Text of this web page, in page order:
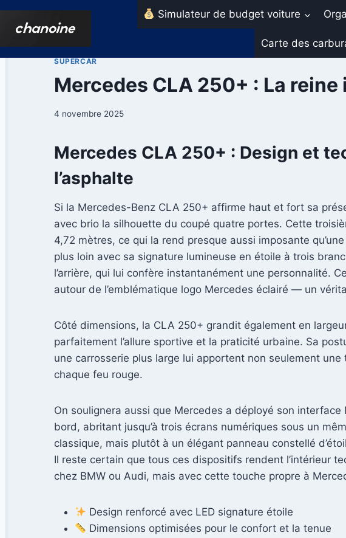
Aller
Simulateur de budget voiture
Carte des
SUPERCAR
Mercedes CLA 250+ : La
4 novembre 2025
Mercedes CLA 250+ : Design et
l’asphalte
Si la Mercedes-Benz CLA 250+ affirme haut et fort sa
avec brio la silhouette du coupé quatre portes. Cette
4,72 mètres, ce qui la rend presque aussi imposante
plus loin avec sa signature lumineuse en étoile à trois
l’arrière, qui lui confère instantanément une personnalité.
autour de l’emblématique logo Mercedes éclairé — un
Côté dimensions, la CLA 250+ grandit également en
parfaitement l’allure sportive et la praticité urbaine. Sa
une carrosserie plus large lui apportent non seulement
chaque feu rouge.
On soulignera aussi que Mercedes a déployé son
bord, abritant jusqu’à trois écrans numériques sous un
classique, mais plutôt à un élégant panneau constellé
Il reste certain que tous ces dispositifs rendent l’intérieur
chez BMW ou Audi, mais avec cette touche propre à
Design renforcé avec LED signature étoile
Dimensions optimisées pour le confort et la tenue